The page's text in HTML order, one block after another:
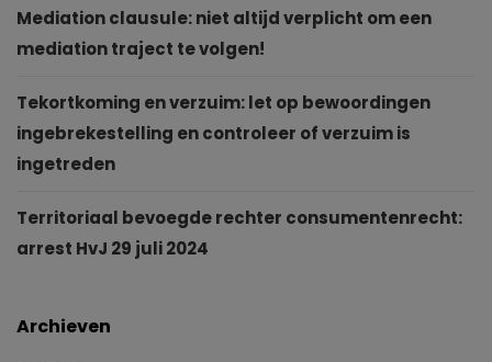
Mediation clausule: niet altijd verplicht om een
mediation traject te volgen!
Tekortkoming en verzuim: let op bewoordingen
ingebrekestelling en controleer of verzuim is
ingetreden
Territoriaal bevoegde rechter consumentenrecht:
arrest HvJ 29 juli 2024
Archieven